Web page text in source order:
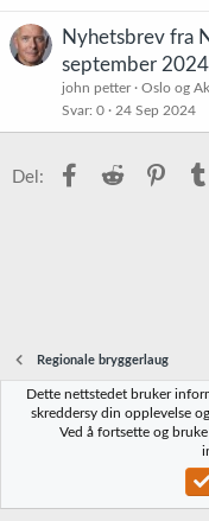
Nyhetsbrev fra
september 2024
john petter
Oslo og
Svar 0 24 Sep 2024
Del: Facebook
Reddit
Regionale bryggerlaug
Norbrygg-default
Vilkår og
Community platform by XenForo®
Dette nettstedet bruker
skreddersy din opplevelse
Ved å fortsette og